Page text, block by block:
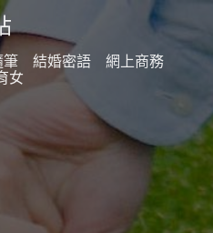
筆 結婚密語
網上商務
女